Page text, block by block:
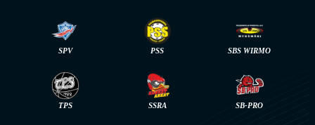
SPV PSS SBS WIRMO
TPS SSRA SB-PRO